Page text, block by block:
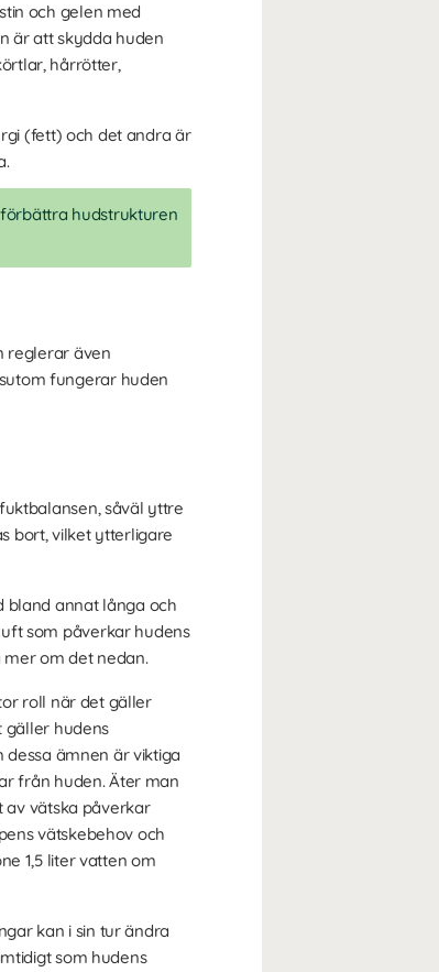
och gelen med
är att skydda huden
hårrötter,
(fett) och det andra är
hudstrukturen
reglerar även
fungerar huden
såväl yttre
bort, vilket ytterligare
bland annat långa och
som påverkar hudens
om det nedan.
roll när det gäller
gäller hudens
ämnen är viktiga
från huden. Äter man
av vätska påverkar
vätskebehov och
1,5 liter vatten om
kan i sin tur ändra
som hudens